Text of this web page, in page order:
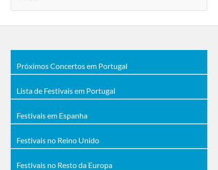
Próximos Concertos em Portugal
Lista de Festivais em Portugal
Festivais em Espanha
Festivais no Reino Unido
Festivais no Resto da Europa